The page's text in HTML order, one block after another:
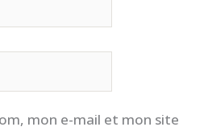
mon e-mail et mon site